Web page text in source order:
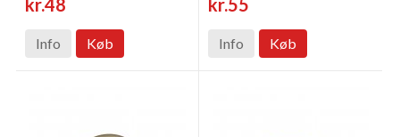
kr.48
Info Køb
kr.55
Info Køb